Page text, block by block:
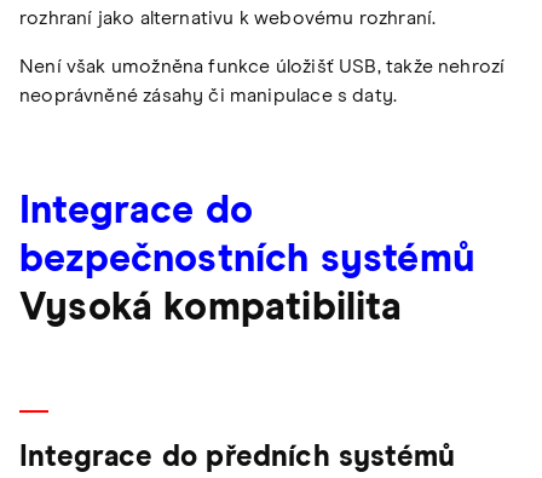
rozhraní jako alternativu k webovému rozhraní.
Není však umožněna funkce úložišť USB, takže nehrozí
neoprávněné zásahy či manipulace s daty.
Integrace do
bezpečnostních systémů
Vysoká kompatibilita
Integrace do předních systémů